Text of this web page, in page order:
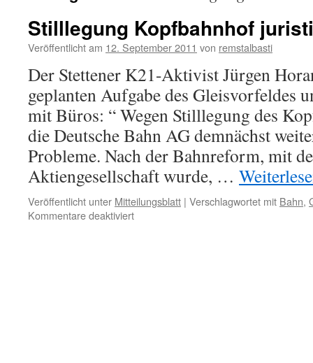
Stilllegung Kopfbahnhof
Veröffentlicht am 12. September 2011 von remstalbasti
Der Stettener K21-Aktivist Jürgen
geplanten Aufgabe des Gleisvorfeldes
mit Büros: “ Wegen Stilllegung des
die Deutsche Bahn AG demnächst
Probleme. Nach der Bahnreform, mit
Aktiengesellschaft wurde, …
Veröffentlicht unter Mitteilungsblatt | Verschlagwortet mit Bahn,
Kommentare deaktiviertfür